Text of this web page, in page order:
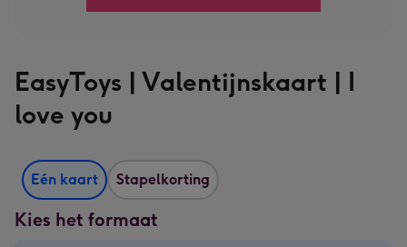
EasyToys | Valentijnskaart | I
love you
Eén kaart Stapelkorting
Kies het formaat